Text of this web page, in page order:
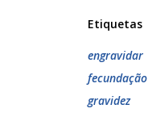
Etiquetas
engravidar
fecundação
gravidez